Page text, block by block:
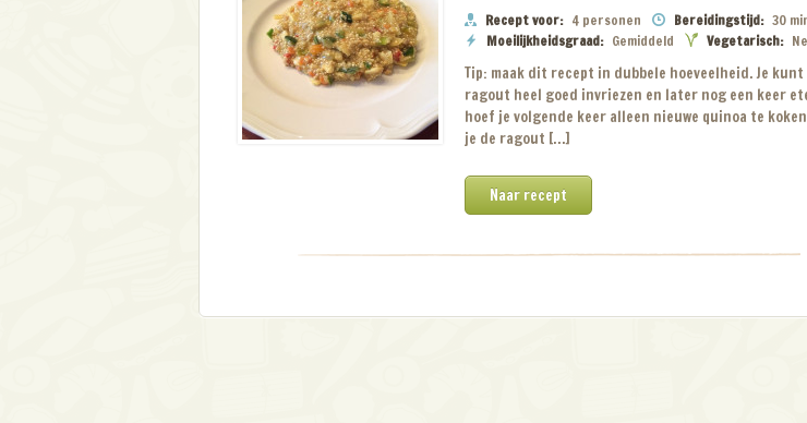
Recept voor: 4 personen Bereidingstijd: 30
Moeilijkheidsgraad: Gemiddeld Vegetarisch:
Tip: maak dit recept in dubbele hoeveelheid. Je kunt
ragout heel goed invriezen en later nog een keer
hoef je volgende keer alleen nieuwe quinoa te
je de ragout […]
Naar recept